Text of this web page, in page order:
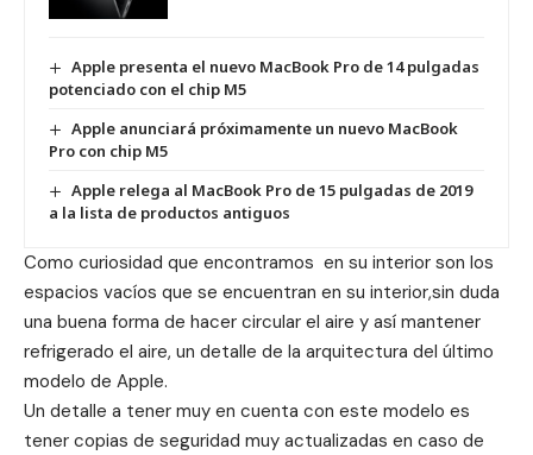
Apple presenta el nuevo MacBook Pro de 14 pulgadas
potenciado con el chip M5
Apple anunciará próximamente un nuevo MacBook
Pro con chip M5
Apple relega al MacBook Pro de 15 pulgadas de 2019
a la lista de productos antiguos
Como curiosidad que encontramos en su interior son los
espacios vacíos que se encuentran en su interior,sin duda
una buena forma de hacer circular el aire y así mantener
refrigerado el aire, un detalle de la arquitectura del último
modelo de Apple.
Un detalle a tener muy en cuenta con este modelo es
tener copias de seguridad muy actualizadas en caso de